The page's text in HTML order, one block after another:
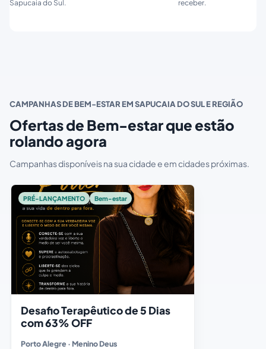
Sapucaia do Sul.
receber.
CAMPANHAS DE BEM-ESTAR EM SAPUCAIA DO SUL E REGIÃO
Ofertas de Bem-estar que estão
rolando agora
Campanhas disponíveis na sua cidade e em cidades próximas.
PRÉ-LANÇAMENTO Bem-estar
Desafio Terapêutico de 5 Dias
com 63% OFF
Porto Alegre · Menino Deus